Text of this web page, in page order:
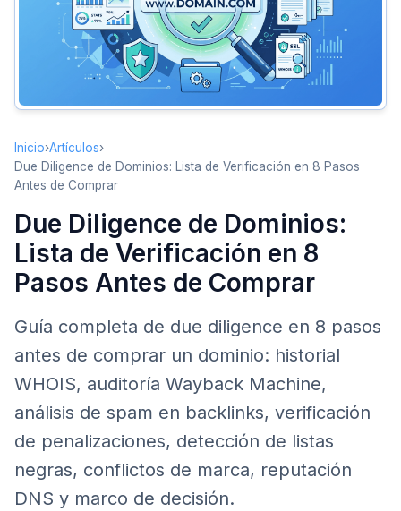
Inicio›Artículos›
Due Diligence de Dominios: Lista de Verificación en 8 Pasos
Antes de Comprar
Due Diligence de Dominios:
Lista de Verificación en 8
Pasos Antes de Comprar
Guía completa de due diligence en 8 pasos
antes de comprar un dominio: historial
WHOIS, auditoría Wayback Machine,
análisis de spam en backlinks, verificación
de penalizaciones, detección de listas
negras, conflictos de marca, reputación
DNS y marco de decisión.
Paso 2: Wayback Machine – Auditoría del Contenido
Histórico
Puntos de verificación detallados
Herramientas disponibles
Paso 3: Análisis de Backlinks y Spam Score
Comparación de herramientas de análisis de backlinks
Señales críticas en los backlinks
Proceso de análisis
Paso 4: Verificación de Penalizaciones de Motores de
Búsqueda
El comando site:
Verificar acciones manuales
Indicadores indirectos de penalización
Verificaciones complementarias
Paso 5: Detección de Listas Negras y Seguridad
Puntos de verificación esenciales
Proceso de verificación